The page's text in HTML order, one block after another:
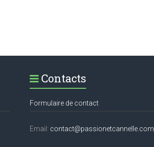
Contacts
Formulaire de contact
Email: contact@passionetcannelle.com